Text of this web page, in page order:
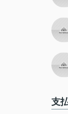
支